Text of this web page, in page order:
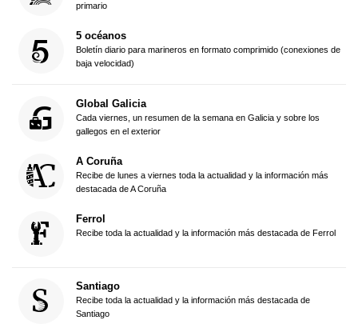
primario
5 océanos
Boletín diario para marineros en formato comprimido (conexiones de
baja velocidad)
Global Galicia
Cada viernes, un resumen de la semana en Galicia y sobre los
gallegos en el exterior
A Coruña
Recibe de lunes a viernes toda la actualidad y la información más
destacada de A Coruña
Ferrol
Recibe toda la actualidad y la información más destacada de Ferrol
Santiago
Recibe toda la actualidad y la información más destacada de
Santiago